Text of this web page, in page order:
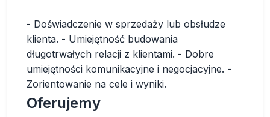
- Doświadczenie w sprzedaży lub obsłudze
klienta. - Umiejętność budowania
długotrwałych relacji z klientami. - Dobre
umiejętności komunikacyjne i negocjacyjne. -
Zorientowanie na cele i wyniki.
Oferujemy